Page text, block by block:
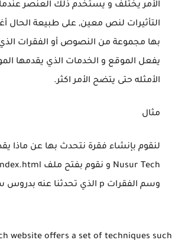
الأمر يختلف و يستخدم ذلك العنصر
التأثيرات لنص معين, على طبيعة الحال
بها مجموعة من النصوص أو الفقرات
يفعل الموقع و الخدمات الذي يقدمها
الأمثله حتى يتضح الأمر اكثر.
مثال
لنقوم بإنشاء فقرة نتحدث بها عن ماذا
وسم الفقرات p الذي تحدثنا عنه بدروس سابقة.
website offers a set of techniques